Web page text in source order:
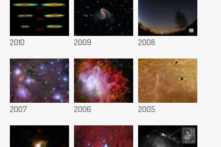
2010 2009 2008
2007 2006 2005